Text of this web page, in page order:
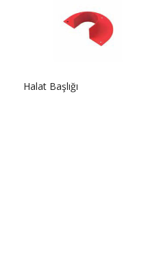
Halat Başlığı